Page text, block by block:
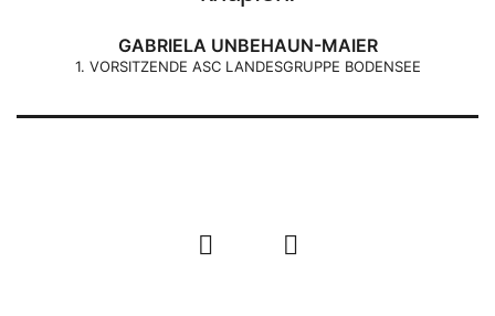
GABRIELA UNBEHAUN-MAIER
1. VORSITZENDE ASC LANDESGRUPPE BODENSEE